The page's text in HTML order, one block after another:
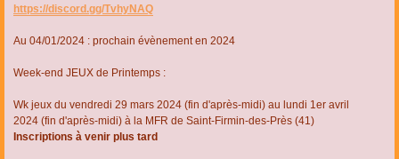
https://discord.gg/TvhyNAQ
Au 04/01/2024 : prochain évènement en 2024
Week-end JEUX de Printemps :
Wk jeux du vendredi 29 mars 2024 (fin d'après-midi) au lundi 1er avril
2024 (fin d'après-midi) à la MFR de Saint-Firmin-des-Près (41)
Inscriptions à venir plus tard